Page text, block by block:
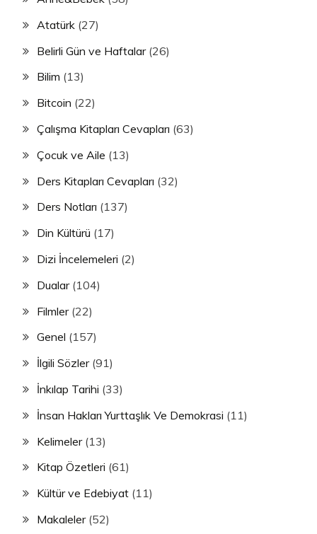
Atatürk (27)
Belirli Gün ve Haftalar(26)
Bilim (13)
Bitcoin (22)
Çalışma Kitapları Cevapları (63)
Çocuk ve Aile (13)
Ders Kitapları Cevapları (32)
Ders Notları (137)
Din Kültürü (17)
Dizi İncelemeleri (2)
Dualar(104)
Filmler(22)
Genel (157)
İlgili Sözler(91)
İnkılap Tarihi (33)
İnsan Hakları Yurttaşlık Ve Demokrasi (11)
Kelimeler(13)
Kitap Özetleri (61)
Kültür ve Edebiyat (11)
Makaleler(52)